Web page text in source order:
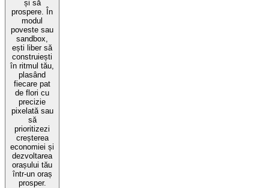
și să
prospere. În
modul
poveste sau
sandbox,
ești liber să
construiești
în ritmul tău,
plasând
fiecare pat
de flori cu
precizie
pixelată sau
să
prioritizezi
creșterea
economiei și
dezvoltarea
orașului tău
într-un oraș
prosper.